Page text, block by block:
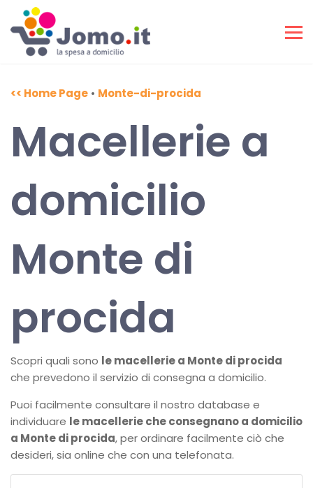
<< Home Page • Monte-di-procida
Macellerie a
domicilio
Monte di
procida
Scopri quali sono le macellerie a Monte di procida
che prevedono il servizio di consegna a domicilio.
Puoi facilmente consultare il nostro database e
individuare le macellerie che consegnano a domicilio
a Monte di procida, per ordinare facilmente ciò che
desideri, sia online che con una telefonata.